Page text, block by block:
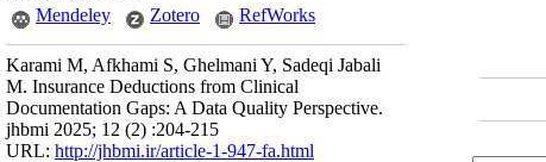
Mendeley
Zotero RefWorks
Karami M, Afkhami S, Ghelmani Y, Sadeqi Jabali
M. Insurance Deductions from Clinical
Documentation Gaps: A Data Quality Perspective.
jhbmi 2025; 12 (2) :204-215
URL: http://jhbmi.ir/article-1-947-fa.html